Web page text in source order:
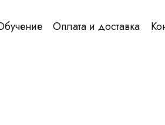
Оплата и доставка